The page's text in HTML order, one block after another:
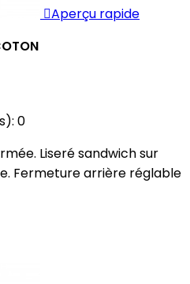
Aperçu rapide
0
Liseré sandwich sur
Fermeture arrière réglable